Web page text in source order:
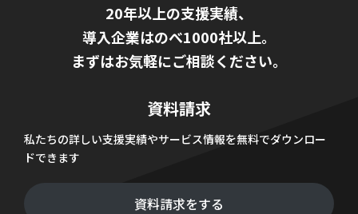
20年以上の支援実績、
導入企業はのべ1000社以上。
まずはお気軽にご相談ください。
資料請求
私たちの詳しい支援実績やサービス情報を無料でダウンロー
ドできます
資料請求をする